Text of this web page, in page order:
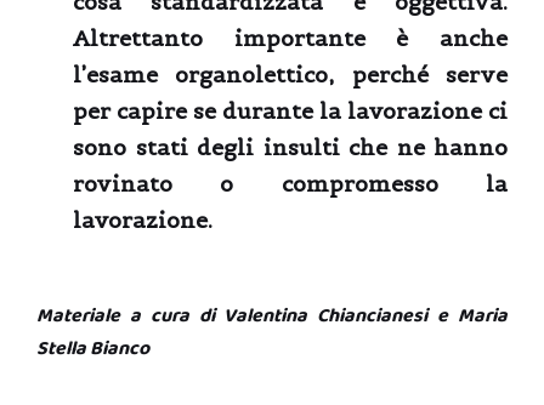
Altrettanto importante è anche
l’esame organolettico, perché serve
per capire se durante la lavorazione ci
sono stati degli insulti che ne hanno
rovinato o compromesso la
lavorazione.
Materiale a cura di Valentina Chiancianesi e Maria
Stella Bianco